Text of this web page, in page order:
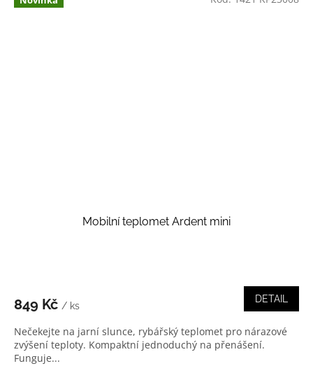
Mobilní teplomet Ardent mini
849 Kč / ks
DETAIL
Nečekejte na jarní slunce, rybářský teplomet pro nárazové
zvýšení teploty. Kompaktní jednoduchý na přenášení.
Funguje...